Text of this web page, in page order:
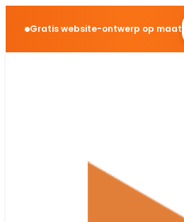
Gratis website-ontwerp op maat